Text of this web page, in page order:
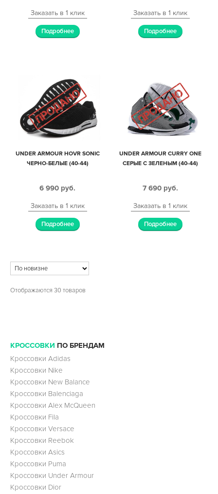
Заказать в 1 клик
Подробнее
Заказать в 1 клик
Подробнее
UNDER ARMOUR HOVR SONIC
ЧЕРНО-БЕЛЫЕ (40-44)
6 990 руб.
Заказать в 1 клик
Подробнее
UNDER ARMOUR CURRY ONE
СЕРЫЕ С ЗЕЛЕНЫМ (40-44)
7 690 руб.
Заказать в 1 клик
Подробнее
Отображаются 30 товаров
КРОССОВКИ ПО БРЕНДАМ
Кроссовки Adidas
Кроссовки Nike
Кроссовки New Balance
Кроссовки Balenciaga
Кроссовки Alex McQueen
Кроссовки Fila
Кроссовки Versace
Кроссовки Reebok
Кроссовки Asics
Кроссовки Puma
Кроссовки Under Armour
Кроссовки Dior